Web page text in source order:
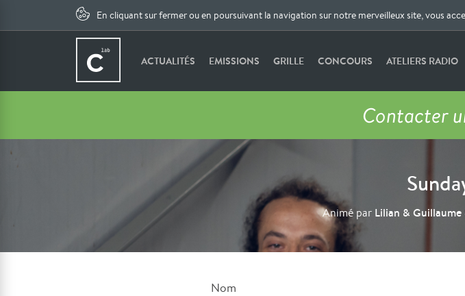
En cliquant sur fermer ou en poursuivant la navigation sur notre merveilleux site, vous
ACTUALITÉS EMISSIONS GRILLE CONCOURS ATELIERS RADIO
Contacter
Animé par Lilian & Guillaume
Nom